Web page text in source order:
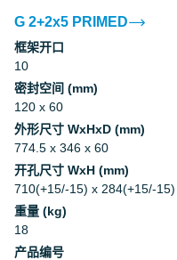
G 2+2x5 PRIMED
框架开口
10
密封空间 (mm)
120 x 60
外形尺寸 WxHxD (mm)
774.5 x 346 x 60
开孔尺寸 WxH (mm)
710(+15/-15) x 284(+15/-15)
重量 (kg)
18
产品编号